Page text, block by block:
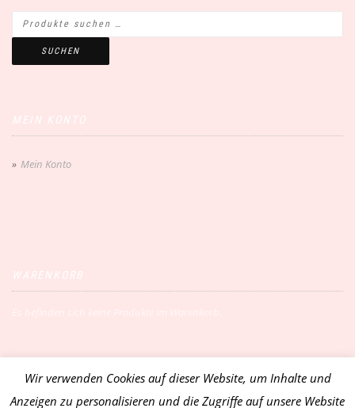
SUCHEN
Mein Konto
Wir verwenden Cookies auf dieser Website, um Inhalte und
Anzeigen zu personalisieren und die Zugriffe auf unsere Website